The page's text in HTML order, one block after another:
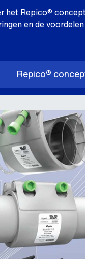
het Repico®
en de
Repico®